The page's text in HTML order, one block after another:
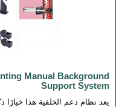
Manual Background
Support System
يعد نظام دعم الخلفية هذا خيارًا